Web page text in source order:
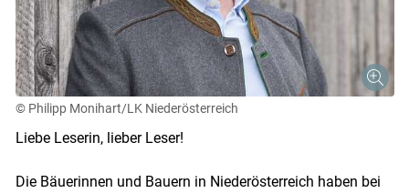
© Philipp Monihart/LK Niederösterreich
Liebe Leserin, lieber Leser!
Die Bäuerinnen und Bauern in Niederösterreich haben bei